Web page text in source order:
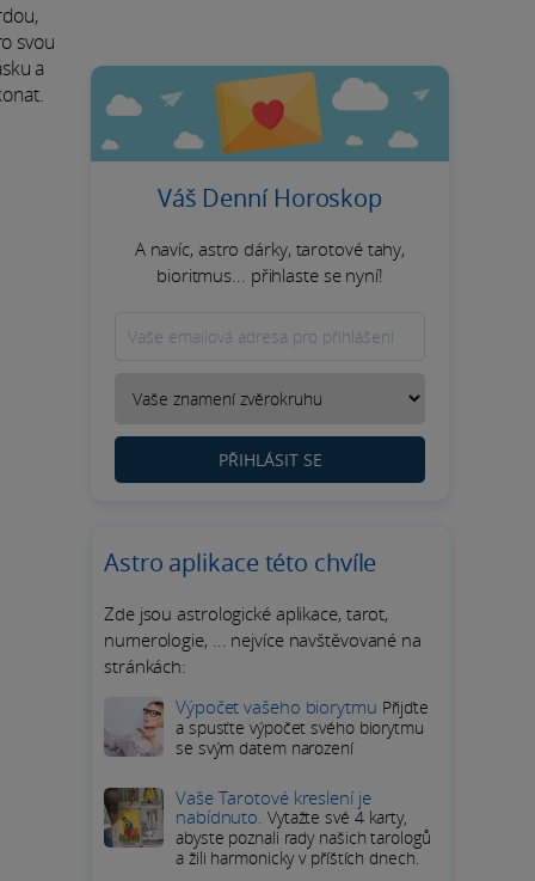
svou
a
Váš Denní Horoskop
A navíc, astro dárky, tarotové tahy,
bioritmus... přihlaste se nyní!
PŘIHLÁSIT SE
Astro aplikace této chvíle
Zde jsou astrologické aplikace, tarot,
numerologie, ... nejvíce navštěvované na
stránkách:
Výpočet vašeho biorytmu Přijďte
a spusťte výpočet svého biorytmu
se svým datem narození
Vaše Tarotové kreslení je
nabídnuto. Vytažte své 4 karty,
abyste poznali rady našich tarologů
a žili harmonicky v příštích dnech.